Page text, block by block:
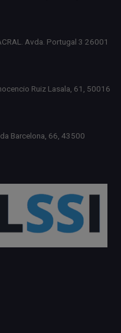
Avda. Portugal 3 26001
Ruiz Lasala, 61, 50016
Barcelona, 66, 43500